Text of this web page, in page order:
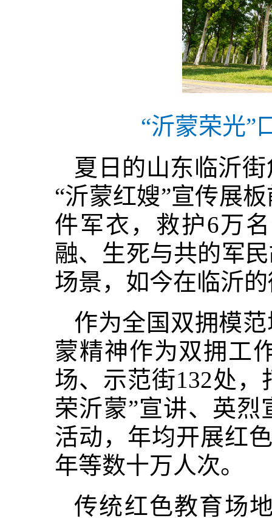
“沂蒙荣光”
夏日的山东临沂
“沂蒙红嫂”宣传展
件军衣，救护6万
融、生死与共的军
场景，如今在临沂
作为全国双拥模
蒙精神作为双拥工
场、示范街132处
荣沂蒙”宣讲、英烈
活动，年均开展红
年等数十万人次。
传统红色教育场